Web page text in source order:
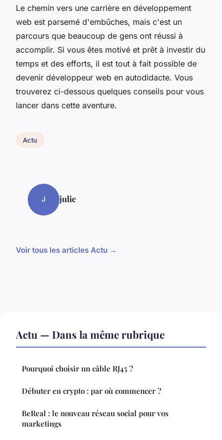
Le chemin vers une carrière en développement
web est parsemé d'embûches, mais c'est un
parcours que beaucoup de gens ont réussi à
accomplir. Si vous êtes motivé et prêt à investir du
temps et des efforts, il est tout à fait possible de
devenir développeur web en autodidacte. Vous
trouverez ci-dessous quelques conseils pour vous
lancer dans cette aventure.
Actu
J julie
Voir tous les articles Actu →
Actu — Dans la même rubrique
Pourquoi choisir un câble RJ45 ?
Débuter en crypto : par où commencer ?
BeReal : le nouveau réseau social pour vos
marketings